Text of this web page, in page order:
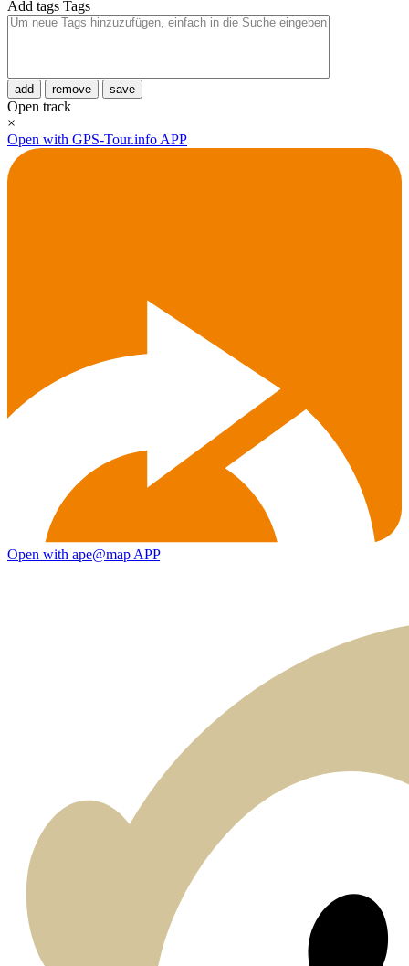
Add tags Tags
add remove save
Open track
×
Open with GPS-Tour.info APP
Open with ape@map APP